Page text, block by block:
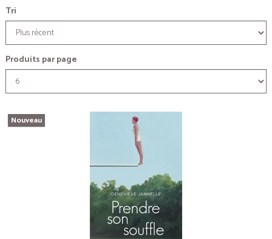
Tri
Produits par page
Nouveau